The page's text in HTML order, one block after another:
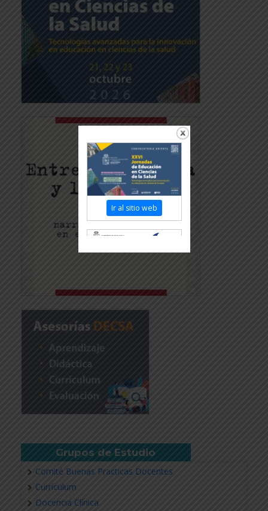
Grupos de Estudio
Comité Buenas Practicas Docentes
Currículum
Docencia Clínica
Ir al sitio web
Revisar más información